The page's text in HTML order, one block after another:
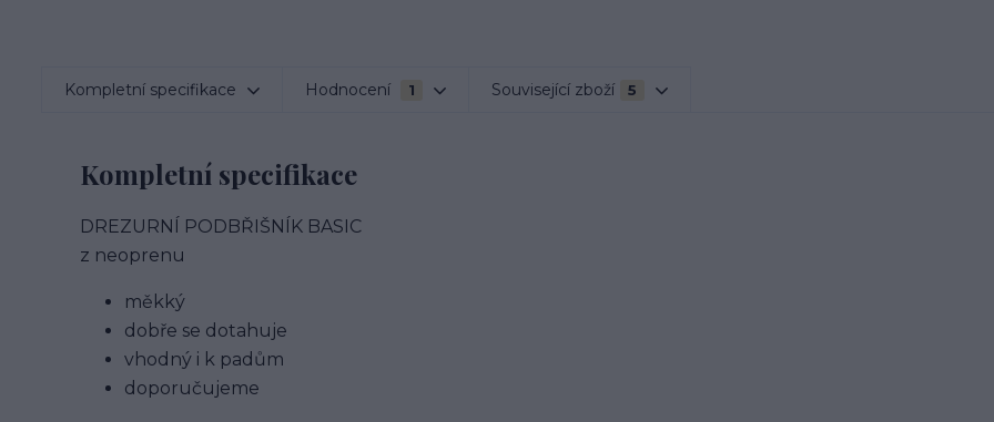
Kompletní specifikace Hodnocení 1 Související zboží 5
Kompletní specifikace
DREZURNÍ PODBŘIŠNÍK BASIC
z neoprenu
měkký
dobře se dotahuje
vhodný i k padům
doporučujeme